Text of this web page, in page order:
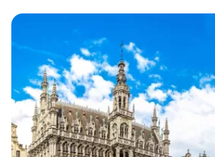
Continuar con Email